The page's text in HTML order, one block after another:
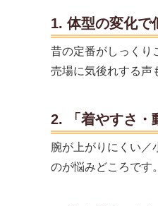
1. 体型の変化で
昔の定番がしっくり
売場に気後れする声
2. 「着やすさ・
腕が上がりにくい／
のが悩みどころです。